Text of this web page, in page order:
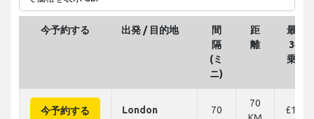
今予約する 出発 / 目的地
間
隔
(ミ
ニ)
距
離
最大
3の
乗客
今予約する London 70
70
£165